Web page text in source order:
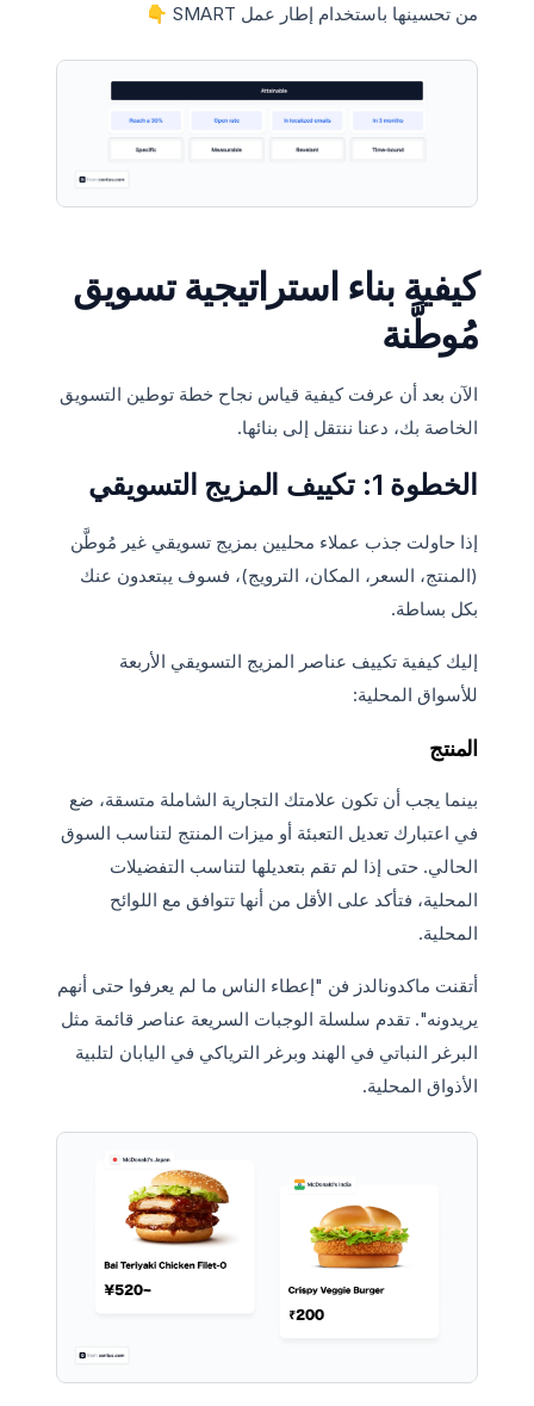
من تحسينها باستخدام إطار عمل SMART 👇
كيفية بناء استراتيجية تسويق
مُوطَّنة
الآن بعد أن عرفت كيفية قياس نجاح خطة توطين التسويق
الخاصة بك، دعنا ننتقل إلى بنائها.
الخطوة 1: تكييف المزيج التسويقي
إذا حاولت جذب عملاء محليين بمزيج تسويقي غير مُوطَّن
(المنتج، السعر، المكان، الترويج)، فسوف يبتعدون عنك
بكل بساطة.
إليك كيفية تكييف عناصر المزيج التسويقي الأربعة
للأسواق المحلية:
المنتج
بينما يجب أن تكون علامتك التجارية الشاملة متسقة، ضع
في اعتبارك تعديل التعبئة أو ميزات المنتج لتناسب السوق
الحالي. حتى إذا لم تقم بتعديلها لتناسب التفضيلات
المحلية، فتأكد على الأقل من أنها تتوافق مع اللوائح
المحلية.
أتقنت ماكدونالدز فن "إعطاء الناس ما لم يعرفوا حتى أنهم
يريدونه". تقدم سلسلة الوجبات السريعة عناصر قائمة مثل
البرغر النباتي في الهند وبرغر الترياكي في اليابان لتلبية
الأذواق المحلية.